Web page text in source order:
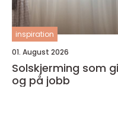
inspiration
01. August 2026
Solskjerming som
og på jobb